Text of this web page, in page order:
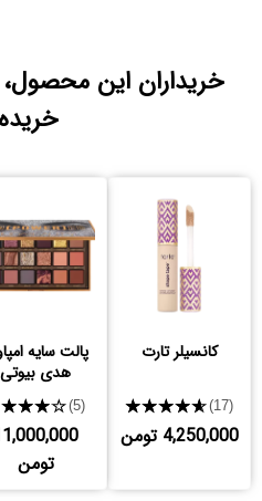
خریداران این
کانسیلر تارت
★★★★★(17)
4,250,000 تومن
پالت سایه
هدی بیوتی
(5)
تومن